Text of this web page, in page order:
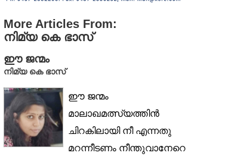
More Articles From:
നിമ്യ കെ ഭാസ്
ഈ ജന്മം
നിമ്യ കെ ഭാസ്
ഈ ജന്മം
മാലാഖമത്സ്യത്തിൻ
ചിറകിലായി നീ എന്നതു
മറന്നീടണം നീന്തുവാനേറെ